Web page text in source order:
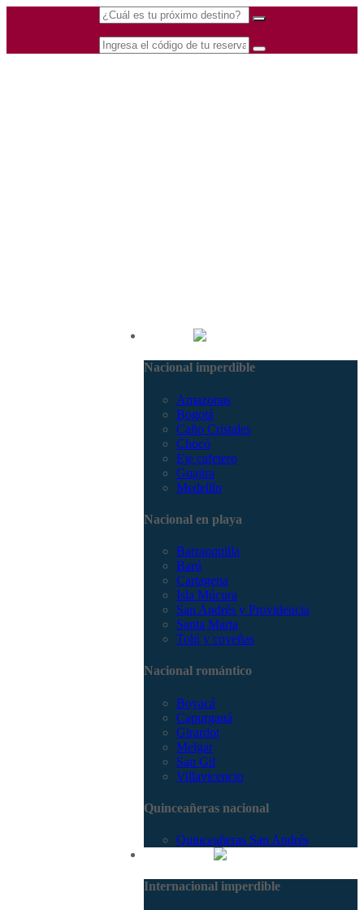
Nacional imperdible
Amazonas
Bogotá
Caño Cristales
Chocó
Eje cafetero
Guajira
Medellín
Nacional en playa
Barranquilla
Barú
Cartagena
Isla Múcura
San Andrés y Providencia
Santa Marta
Tolú y coveñas
Nacional romántico
Boyacá
Capurganá
Girardot
Melgar
San Gil
Villavicencio
Quinceañeras nacional
Quinceañeras San Andrés
Internacional imperdible